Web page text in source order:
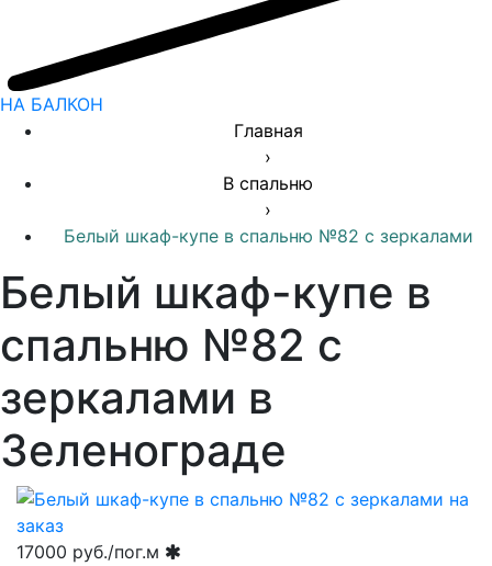
НА БАЛКОН
Главная
›
В спальню
›
Белый шкаф-купе в спальню №82 с зеркалами
Белый шкаф-купе в
спальню №82 с
зеркалами в
Зеленограде
17000 руб./пог.м